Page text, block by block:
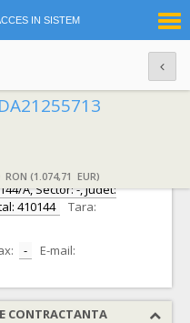
IN SISTEM
DA21255713
RON (1.074,71 EUR)
S.R.L.
A, Sector: -, Judet:
410144
Tara:
-
E-mail:
CONTRACTANTA